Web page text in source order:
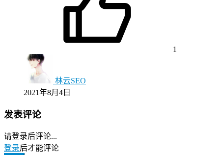
1
林云SEO
2021年8月4日
发表评论
请登录后评论...
登录后才能评论